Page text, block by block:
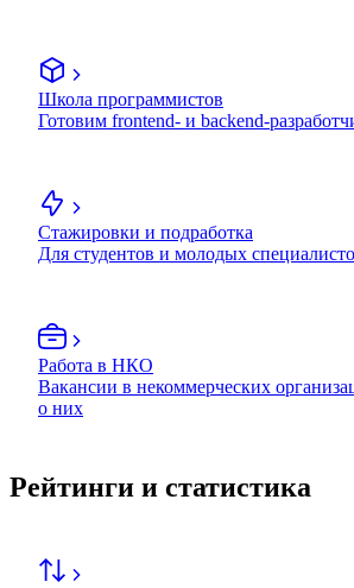
Школа программистов
Готовим frontend- и backend-
Стажировки и подработка
Для студентов и молодых
Работа в НКО
Вакансии в некоммерческих
о них
Рейтинги и статистика